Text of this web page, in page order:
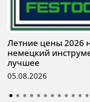
Летние цены 2026
немецкий
лучшее
05.08.2026